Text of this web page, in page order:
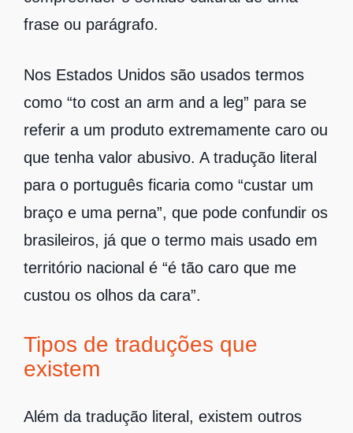
frase ou parágrafo.
Nos Estados Unidos são usados termos
como “to cost an arm and a leg” para se
referir a um produto extremamente caro ou
que tenha valor abusivo. A tradução literal
para o português ficaria como “custar um
braço e uma perna”, que pode confundir os
brasileiros, já que o termo mais usado em
território nacional é “é tão caro que me
custou os olhos da cara”.
Tipos de traduções que
existem
Além da tradução literal, existem outros